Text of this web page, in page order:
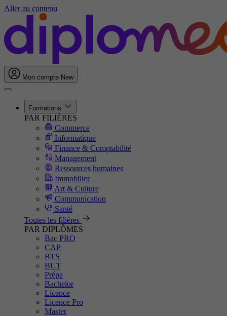
Aller au contenu
Mon compte New
Formations
PAR FILIÈRES
Commerce
Informatique
Finance & Comptabilité
Management
Ressources humaines
Immobilier
Art & Culture
Communication
Santé
Toutes les filières
PAR DIPLÔMES
Bac PRO
CAP
BTS
BUT
Prépa
Bachelor
Licence
Licence Pro
Master